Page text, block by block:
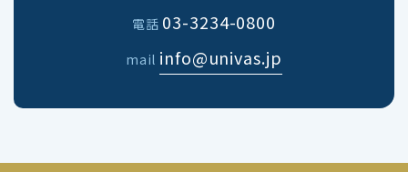
電話 03-3234-0800
mail info@univas.jp